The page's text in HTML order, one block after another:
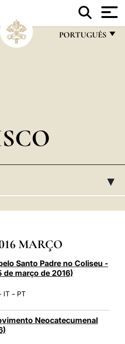
PORTUGUÊS
POLSKI
▸
MARÇO
Santo Padre no Coliseu -
de março de 2016)
IT - PT
Neocatecumenal